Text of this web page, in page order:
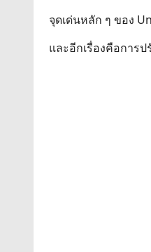
จุดเด่นหลัก ๆ ของ
และอีกเรื่องคือการ